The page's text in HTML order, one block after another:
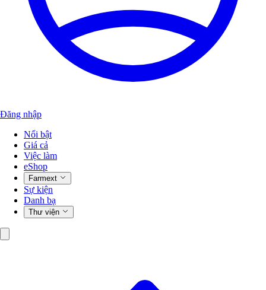
Đăng nhập
Nổi bật
Giá cả
Việc làm
eShop
Farmext
Sự kiện
Danh bạ
Thư viện